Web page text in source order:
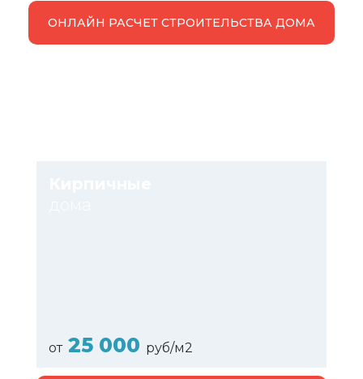
ОНЛАЙН РАСЧЕТ СТРОИТЕЛЬСТВА ДОМА
от25 000 руб/м2